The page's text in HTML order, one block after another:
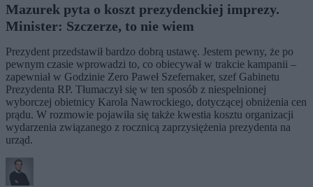
Mazurek pyta o koszt prezydenckiej imprezy.
Minister: Szczerze, to nie wiem
Prezydent przedstawił bardzo dobrą ustawę. Jestem pewny, że po
pewnym czasie wprowadzi to, co obiecywał w trakcie kampanii –
zapewniał w Godzinie Zero Paweł Szefernaker, szef Gabinetu
Prezydenta RP. Tłumaczył się w ten sposób z niespełnionej
wyborczej obietnicy Karola Nawrockiego, dotyczącej obniżenia cen
prądu. W rozmowie pojawiła się także kwestia kosztu organizacji
wydarzenia związanego z rocznicą zaprzysiężenia prezydenta na
urząd.